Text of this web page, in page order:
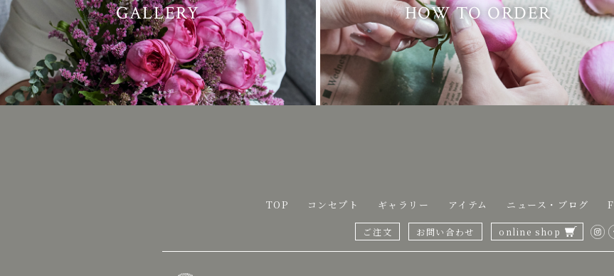
GALLERY HOW TO ORDER
TOP コンセプト ギャラリー アイテム ニュース・ブログ
ご注文 お問い合わせ online shop